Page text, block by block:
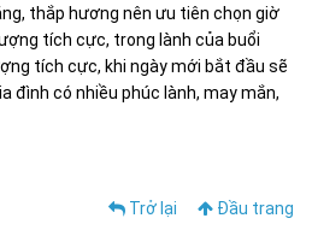
thắp hương nên ưu tiên chọn giờ
tích cực, trong lành của buổi
tích cực, khi ngày mới bắt đầu sẽ
đình có nhiều phúc lành, may mắn,
Trở lại Đầu trang